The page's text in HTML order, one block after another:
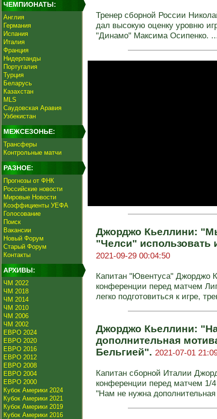
ЧЕМПИОНАТЫ:
Англия
Германия
Испания
Италия
Франция
Нидерланды
Португалия
Турция
Беларусь
Казахстан
MLS
Саудовская Аравия
Узбекистан
МЕЖСЕЗОНЬЕ:
Трансферы
Контрольные матчи
РАЗНОЕ:
Прогнозы от ФНК
Российские новости
Мировые Новости
Коэффициенты УЕФА
Голосование
Поиск
Вакансии
Новый Форум
Старый Форум
Контакты
АРХИВЫ:
ЧМ 2022
ЧМ 2018
ЧМ 2014
ЧМ 2010
ЧМ 2006
ЧМ 2002
ЕВРО 2024
ЕВРО 2020
ЕВРО 2016
ЕВРО 2012
ЕВРО 2008
ЕВРО 2004
ЕВРО 2000
Кубок Америки 2024
Кубок Америки 2021
Кубок Америки 2019
Кубок Америки 2016
Тренер сборной России
дал высокую оценку уровню
"Динамо" Максима Осипенко.
Джорджо Кьеллини:
"Челси" использовать
2021-09-29 00:04:50
Капитан "Ювентуса" Джорджо
конференции перед матчем
легко подготовиться к игре,
Джорджо Кьеллини:
дополнительная
Бельгией". 2021-07-01
Капитан сборной Италии
конференции перед матчем 1/
"Нам не нужна